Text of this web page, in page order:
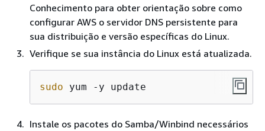
Conhecimento para obter orientação sobre como
configurar AWS o servidor DNS persistente para
sua distribuição e versão específicas do Linux.
Verifique se sua instância do Linux está atualizada.
sudo yum -y update
Instale os pacotes do Samba/Winbind necessários